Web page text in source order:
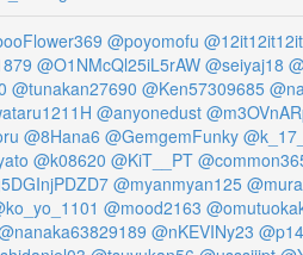
@poyomofu @12it12it12it
@O1NMcQl25iL5rAW @seiyaj18
@tunakan27690 @Ken57309685
@anyonedust
@8Hana6 @GemgemFunky
@k08620 @KiT__PT
@myanmyan125
@mood2163
@nKEVINy23